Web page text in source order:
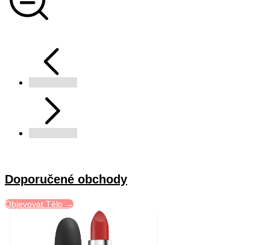
Doporučené obchody
Objevovat Tělo →